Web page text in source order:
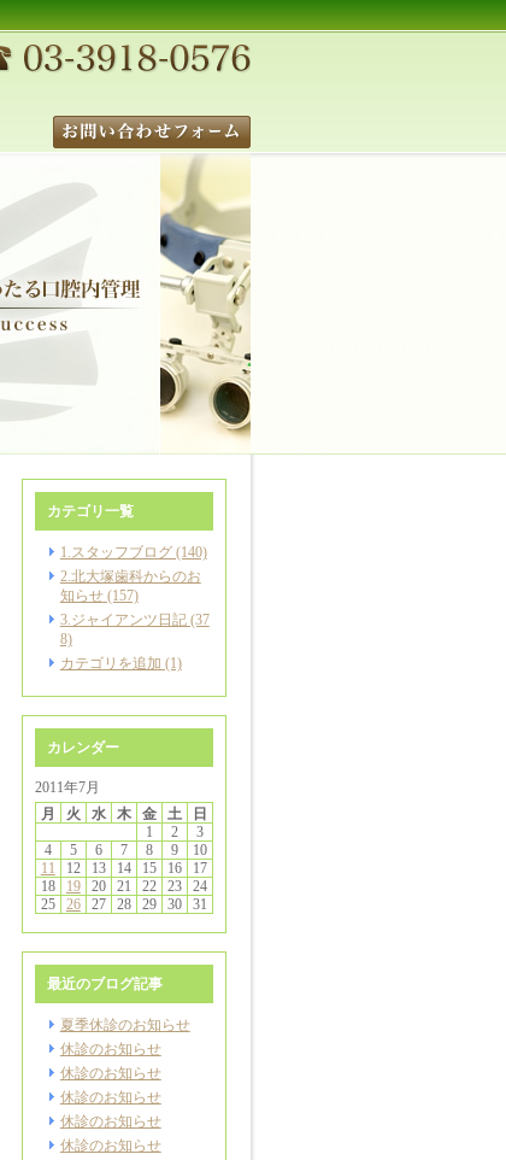
カテゴリ一覧
1.スタッフブログ (140)
2.北大塚歯科からのお
知らせ (157)
3.ジャイアンツ日記 (37
8)
カテゴリを追加 (1)
カレンダー
2011年7月
月
火 水 木 金 土
日
1
2
3
4
5 6 7 8 9
10
11
12 13 14 15 16
17
18
19 20 21 22 23
24
25
26 27 28 29 30 31
最近のブログ記事
夏季休診のお知らせ
休診のお知らせ
休診のお知らせ
休診のお知らせ
休診のお知らせ
休診のお知らせ